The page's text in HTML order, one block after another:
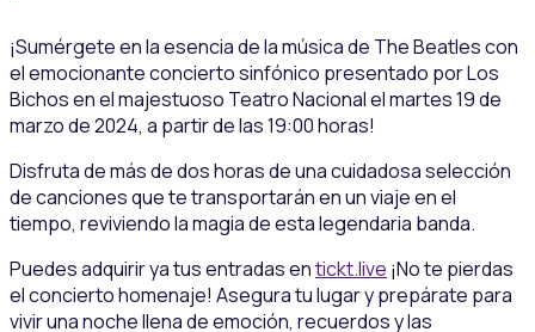
¡Sumérgete en la esencia de la música de The Beatles con
el emocionante concierto sinfónico presentado por Los
Bichos en el majestuoso Teatro Nacional el martes 19 de
marzo de 2024, a partir de las 19:00 horas!
Disfruta de más de dos horas de una cuidadosa selección
de canciones que te transportarán en un viaje en el
tiempo, reviviendo la magia de esta legendaria banda.
Puedes adquirir ya tus entradas entickt.live ¡No te pierdas
el concierto homenaje! Asegura tu lugar y prepárate para
vivir una noche llena de emoción, recuerdos y las